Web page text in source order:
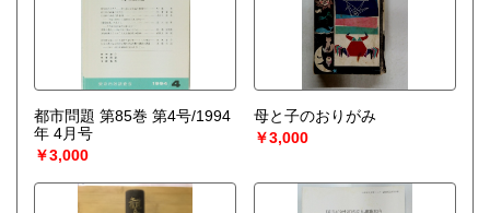
都市問題 第85巻 第4号/1994
年 4月号
￥3,000
母と子のおりがみ
￥3,000